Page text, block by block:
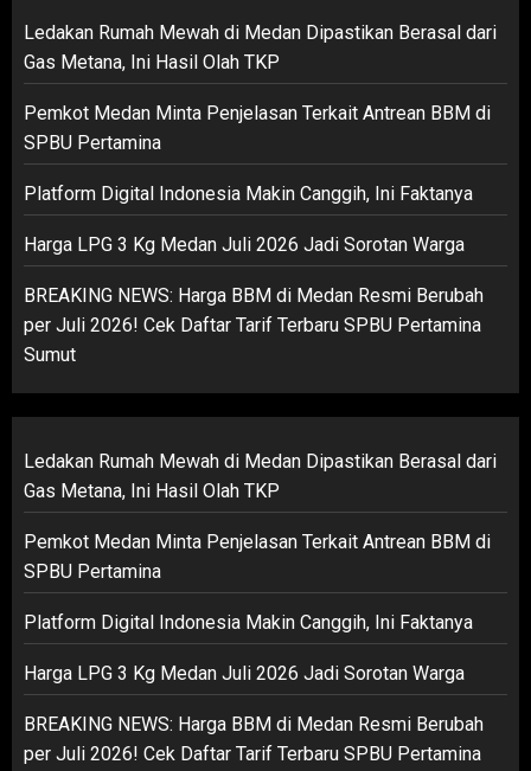
Ledakan Rumah Mewah di Medan Dipastikan Berasal dari
Gas Metana, Ini Hasil Olah TKP
Pemkot Medan Minta Penjelasan Terkait Antrean BBM di
SPBU Pertamina
Platform Digital Indonesia Makin Canggih, Ini Faktanya
Harga LPG 3 Kg Medan Juli 2026 Jadi Sorotan Warga
BREAKING NEWS: Harga BBM di Medan Resmi Berubah
per Juli 2026! Cek Daftar Tarif Terbaru SPBU Pertamina
Sumut
Ledakan Rumah Mewah di Medan Dipastikan Berasal dari
Gas Metana, Ini Hasil Olah TKP
Pemkot Medan Minta Penjelasan Terkait Antrean BBM di
SPBU Pertamina
Platform Digital Indonesia Makin Canggih, Ini Faktanya
Harga LPG 3 Kg Medan Juli 2026 Jadi Sorotan Warga
BREAKING NEWS: Harga BBM di Medan Resmi Berubah
per Juli 2026! Cek Daftar Tarif Terbaru SPBU Pertamina